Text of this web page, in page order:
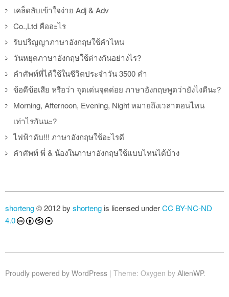
เคล็ดลับเข้าใจง่าย Adj & Adv
Co.,Ltd คืออะไร
รับปริญญาภาษาอังกฤษใช้คำไหน
วันหยุดภาษาอังกฤษใช้ต่างกันอย่างไร?
คำศัพท์ที่ได้ใช้ในชีวิตประจำวัน 3500 คำ
ข้อดีข้อเสีย หรือว่า จุดเด่นจุดด่อย ภาษาอังกฤษพูดว่ายังไงดีนะ?
Morning, Afternoon, Evening, Night หมายถึงเวลาตอนไหน
เท่าไรกันนะ?
ไฟฟ้าดับ!!! ภาษาอังกฤษใช้อะไรดี
คำศัพท์ พี่ & น้องในภาษาอังกฤษใช้แบบไหนได้บ้าง
shorteng© 2012 by shorteng is licensed underCC BY-NC-ND
4.0
Proudly powered by WordPress | Theme: Oxygen by AlienWP.